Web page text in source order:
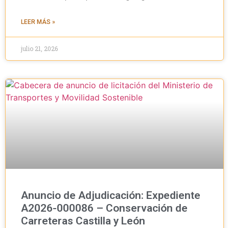
LEER MÁS »
julio 21, 2026
Anuncio de Adjudicación: Expediente
A2026-000086 – Conservación de
Carreteras Castilla y León